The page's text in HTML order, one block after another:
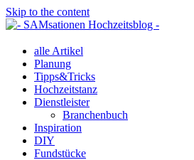
Skip to the content
alle Artikel
Planung
Tipps&Tricks
Hochzeitstanz
Dienstleister
Branchenbuch
Inspiration
DIY
Fundstücke